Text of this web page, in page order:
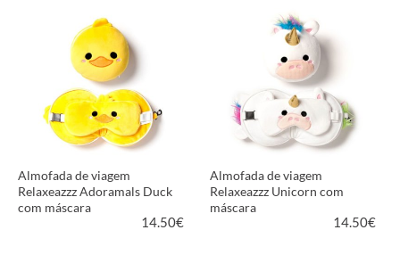
VER PRODUTO VER PRODUTO
Almofada de viagem
Relaxeazzz Adoramals Duck
com máscara
14.50€
Almofada de viagem
Relaxeazzz Unicorn com
máscara
14.50€